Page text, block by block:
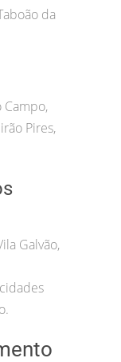
da
Campo,
Pires,
Galvão,